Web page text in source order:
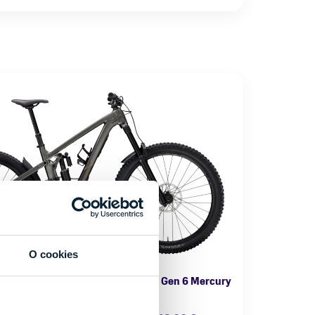
O cookies
Bicykel Trek Slash 9 GX AXS T-Type Gen 6 Mercury